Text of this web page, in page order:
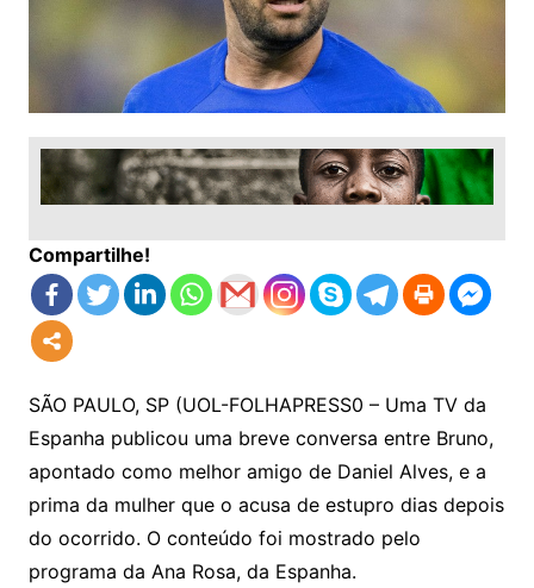
Compartilhe!
SÃO PAULO, SP (UOL-FOLHAPRESS0 – Uma TV da
Espanha publicou uma breve conversa entre Bruno,
apontado como melhor amigo de Daniel Alves, e a
prima da mulher que o acusa de estupro dias depois
do ocorrido. O conteúdo foi mostrado pelo
programa da Ana Rosa, da Espanha.